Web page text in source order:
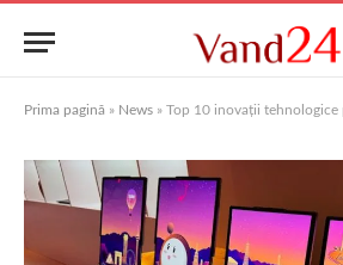
Prima pagină » News » Top 10 inovaţii tehnologice prezentate la CES